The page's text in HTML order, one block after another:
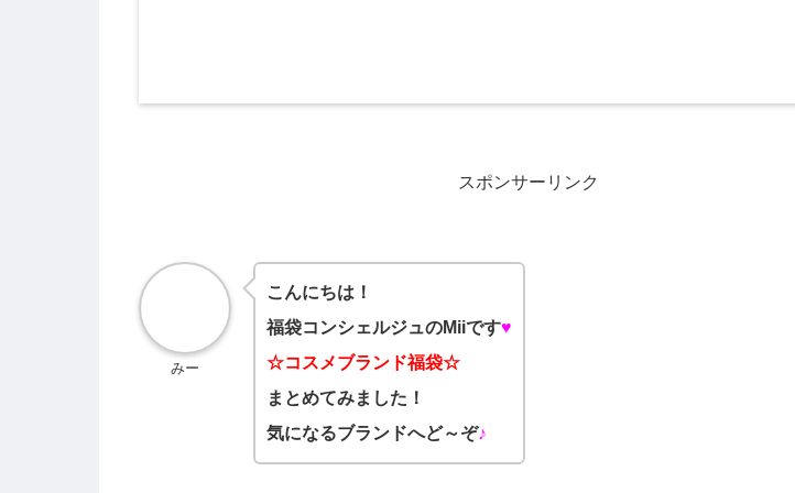
スポンサーリンク
みー
こんにちは！
福袋コンシェルジュのMiiです♥
☆コスメブランド福袋☆
まとめてみました！
気になるブランドへど～ぞ♪